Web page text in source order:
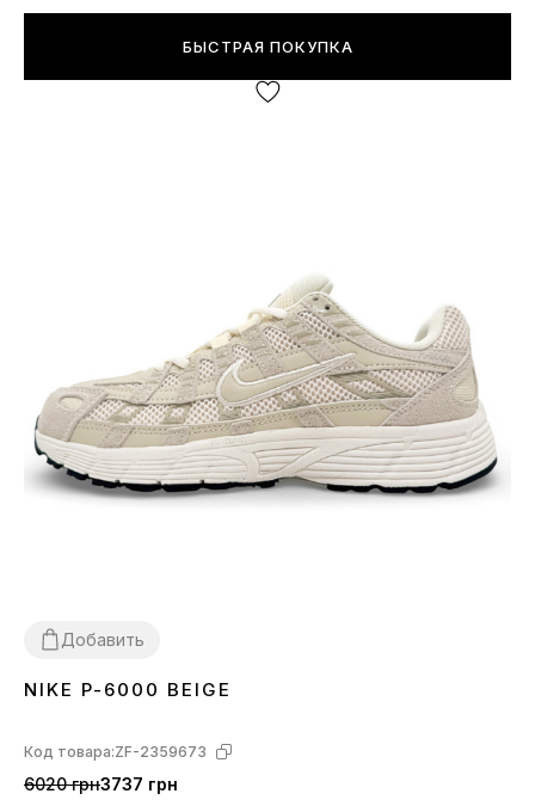
БЫСТРАЯ ПОКУПКА
Добавить
3637 38 3940 41 42 43 45
NIKE P-6000 BEIGE
Код товара:ZF-2359673
6020 грн3737 грн